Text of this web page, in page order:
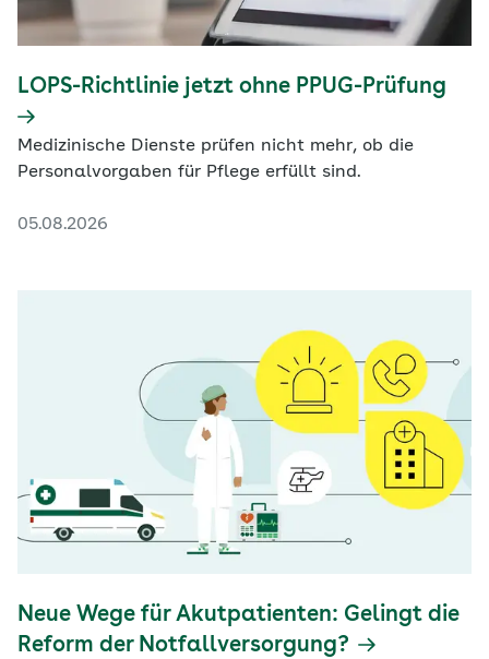
05.08.2026
LOPS-Richtlinie jetzt ohne PPUG-Prüfung
Medizinische Dienste prüfen nicht mehr, ob die
Personalvorgaben für Pflege erfüllt sind.
Neue Wege für Akutpatienten: Gelingt die
Reform der Notfallversorgung?